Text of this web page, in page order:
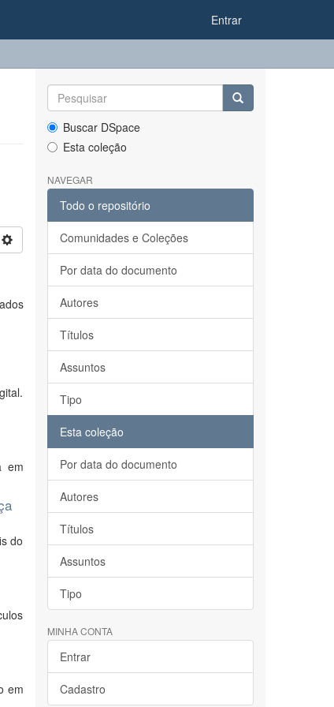
Entrar
em
do
em
Buscar DSpace
Esta coleção
NAVEGAR
Todo o repositório
Comunidades e Coleções
Por data do documento
Autores
Títulos
Assuntos
Tipo
Esta coleção
Por data do documento
Autores
Títulos
Assuntos
Tipo
MINHA CONTA
Entrar
Cadastro